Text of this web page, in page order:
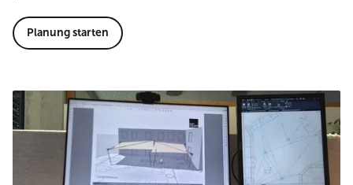
Planung starten